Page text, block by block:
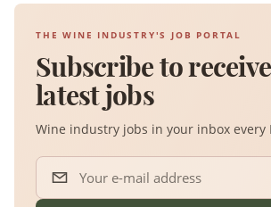
THE WINE INDUSTRY'S JOB PORTAL
Subscribe to
latest jobs
Wine industry jobs in your inbox every
Your e-mail address